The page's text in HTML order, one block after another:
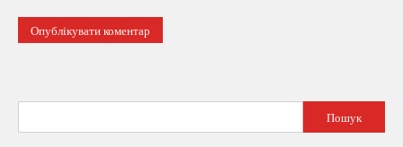
Пошук